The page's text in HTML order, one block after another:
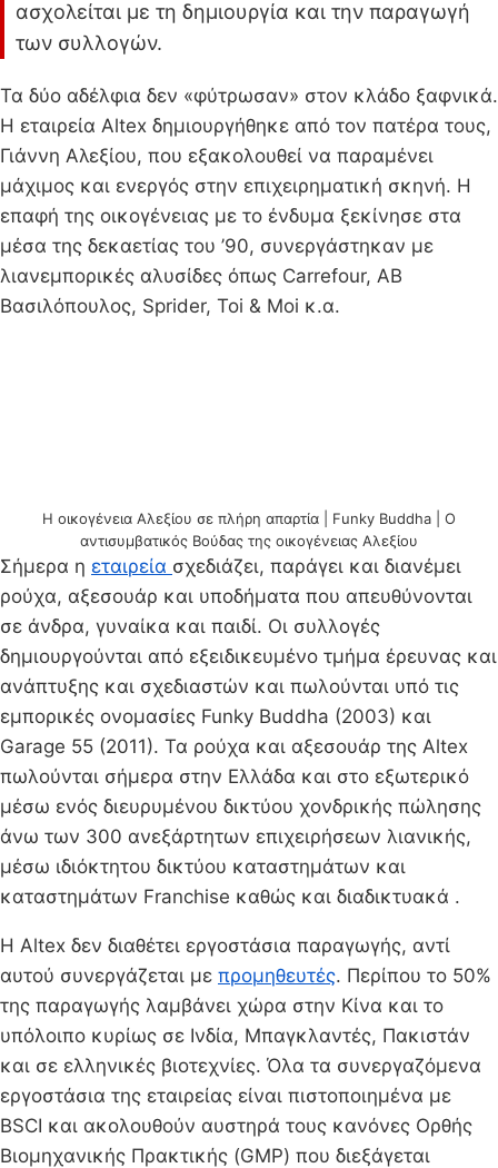
ασχολείται με τη δημιουργία και την παραγωγή
των συλλογών.
Τα δύο αδέλφια δεν «φύτρωσαν» στον κλάδο ξαφνικά.
Η εταιρεία Altex δημιουργήθηκε από τον πατέρα τους,
Γιάννη Αλεξίου, που εξακολουθεί να παραμένει
μάχιμος και ενεργός στην επιχειρηματική σκηνή. Η
επαφή της οικογένειας με το ένδυμα ξεκίνησε στα
μέσα της δεκαετίας του ’90, συνεργάστηκαν με
λιανεμπορικές αλυσίδες όπως Carrefour, ΑΒ
Βασιλόπουλος, Sprider, Toi & Moi κ.α.
Η οικογένεια Αλεξίου σε πλήρη απαρτία | Funky Buddha | Ο
αντισυμβατικός Βούδας της οικογένειας Αλεξίου
Σήμερα η εταιρεία σχεδιάζει, παράγει και διανέμει
ρούχα, αξεσουάρ και υποδήματα που απευθύνονται
σε άνδρα, γυναίκα και παιδί. Οι συλλογές
δημιουργούνται από εξειδικευμένο τμήμα έρευνας και
ανάπτυξης και σχεδιαστών και πωλούνται υπό τις
εμπορικές ονομασίες Funky Buddha (2003) και
Garage 55 (2011). Τα ρούχα και αξεσουάρ της Altex
πωλούνται σήμερα στην Ελλάδα και στο εξωτερικό
μέσω ενός διευρυμένου δικτύου χονδρικής πώλησης
άνω των 300 ανεξάρτητων επιχειρήσεων λιανικής,
μέσω ιδιόκτητου δικτύου καταστημάτων και
καταστημάτων Franchise καθώς και διαδικτυακά .
Η Altex δεν διαθέτει εργοστάσια παραγωγής, αντί
αυτού συνεργάζεται με προμηθευτές. Περίπου το 50%
της παραγωγής λαμβάνει χώρα στην Κίνα και το
υπόλοιπο κυρίως σε Ινδία, Μπαγκλαντές, Πακιστάν
και σε ελληνικές βιοτεχνίες. Όλα τα συνεργαζόμενα
εργοστάσια της εταιρείας είναι πιστοποιημένα με
BSCI και ακολουθούν αυστηρά τους κανόνες Ορθής
Βιομηχανικής Πρακτικής (GMP) που διεξάγεται